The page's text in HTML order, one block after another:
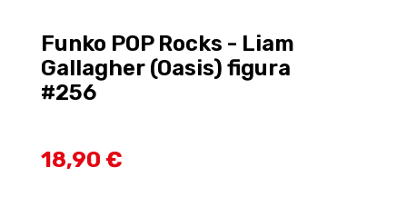
Funko POP Rocks - Liam
Gallagher (Oasis) figura
#256
18,90 €